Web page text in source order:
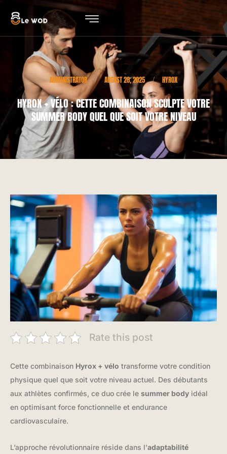
ADMINISTRATOR / AUGUST 28, 2025 / HYROX
HYROX + VÉLO : CETTE COMBINAISON SCULPTE VOTRE
SUMMER BODY QUEL QUE SOIT VOTRE NIVEAU
Rate this post
Cette combinaison Hyrox + vélo transforme votre condition
physique quel que soit votre niveau actuel. Des débutants
aux athlètes confirmés, ce duo crée le summer body idéal
en optimisant force fonctionnelle et endurance
cardiovasculaire.
L’approche révolutionnaire réside dans l’adaptabilité